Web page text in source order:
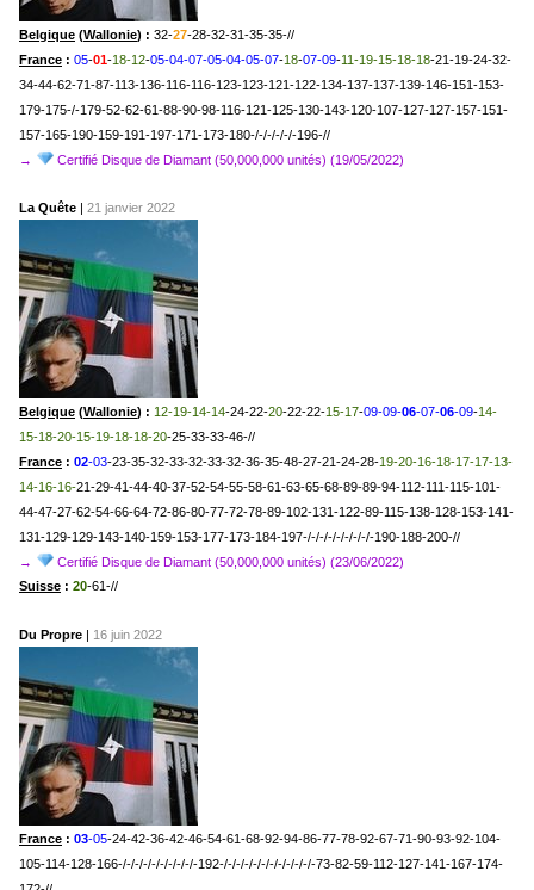
Belgique (Wallonie) : 32-27-28-32-31-35-35-//
France : 05-01-18-12-05-04-07-05-04-05-07-18-07-09-11-19-15-18-18-21-19-24-32-
34-44-62-71-87-113-136-116-116-123-123-121-122-134-137-137-139-146-151-153-
179-175-/-179-52-62-61-88-90-98-116-121-125-130-143-120-107-127-127-157-151-
157-165-190-159-191-197-171-173-180-/-/-/-/-/-196-//
→
Certifié Disque de Diamant (50,000,000 unités) (19/05/2022)
La Quête 21 janvier 2022
Belgique (Wallonie) : 12-19-14-14-24-22-20-22-22-15-17-09-09-06-07-06-09-14-
15-18-20-15-19-18-18-20-25-33-33-46-//
France : 02-03-23-35-32-33-32-33-32-36-35-48-27-21-24-28-19-20-16-18-17-17-13-
14-16-16-21-29-41-44-40-37-52-54-55-58-61-63-65-68-89-89-94-112-111-115-101-
44-47-27-62-54-66-64-72-86-80-77-72-78-89-102-131-122-89-115-138-128-153-141-
131-129-129-143-140-159-153-177-173-184-197-/-/-/-/-/-/-/-/-190-188-200-//
→
Certifié Disque de Diamant (50,000,000 unités) (23/06/2022)
Suisse : 20-61-//
Du Propre 16 juin 2022
France : 03-05-24-42-36-42-46-54-61-68-92-94-86-77-78-92-67-71-90-93-92-104-
105-114-128-166-/-/-/-/-/-/-/-/-/-192-/-/-/-/-/-/-/-/-/-/-/-73-82-59-112-127-141-167-174-